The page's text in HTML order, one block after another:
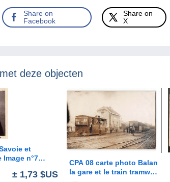
Share on
Facebook
Share on
X
deze objecten
et
Image n°7
Dauphine
± 1,73 $US
CPA 08 carte photo Balan
la gare et le train tramway